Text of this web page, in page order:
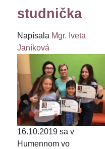
studnička
Napísala Mgr. Iveta
Janíková
16.10.2019 sa v
Humennom vo